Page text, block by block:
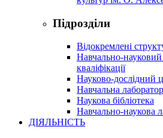
Підрозділи
Відокремлені
Навчально-
кваліфікації
Науково-дослідний
Навчальна
Наукова бібліотека
Навчально-наукова
ДІЯЛЬНІСТЬ